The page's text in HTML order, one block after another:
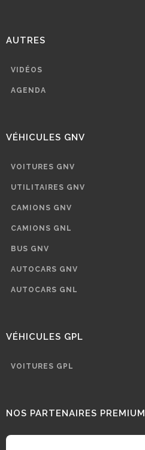
AUTRES
VIDÉOS
AGENDA
VÉHICULES GNV
VOITURES GNV
UTILITAIRES GNV
CAMIONS GNV
CAMIONS GNL
BUS GNV
AUTOCARS GNV
AUTOCARS GNL
VÉHICULES GPL
VOITURES GPL
NOS PARTENAIRES PREMIUM